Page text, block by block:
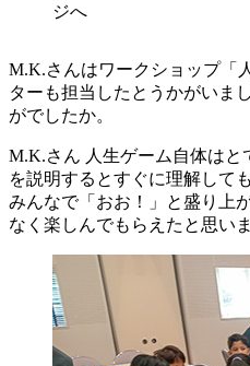
ジへ
M.K.さんはワークショップ「
ターも担当したとうかがいま
がでしたか。
M.K.さん 人生ゲーム自体は
を説明するとすぐに理解して
みんなで「おお！」と盛り上
なく楽しんでもらえたと思いま